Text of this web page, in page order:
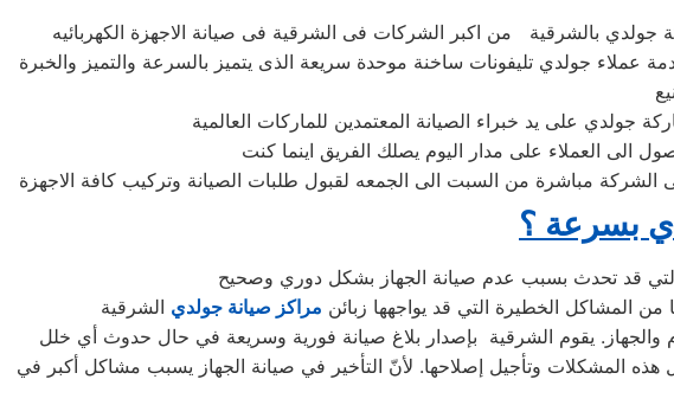
عملاء جولدي تليفونات ساخنة موحدة سريعة الذى يتميز بالسرعة والتميز والخبرة
مباشرة من السبت الى الجمعه لقبول طلبات الصيانة وتركيب كافة الاجهزة
بسرعة ؟
المشاكل الخطيرة التي قد يواجهها زبائن مراكز صيانة جولدي
المشكلات وتأجيل إصلاحها. لأنّ التأخير في صيانة الجهاز يسبب مشاكل أكبر في